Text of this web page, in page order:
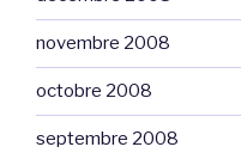
novembre 2008
octobre 2008
septembre 2008